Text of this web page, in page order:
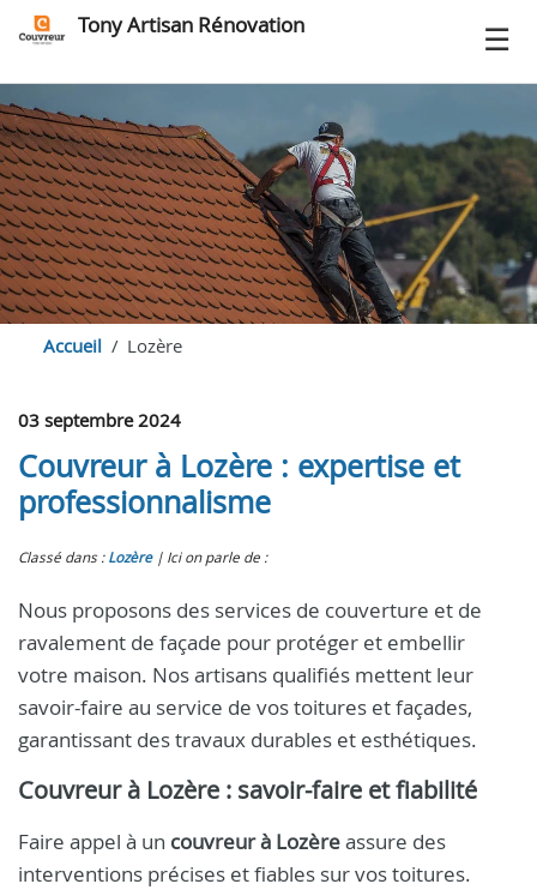
Tony Artisan Rénovation
Accueil Lozère
03 septembre 2024
Couvreur à Lozère : expertise et
professionnalisme
Classé dans : Lozère Ici on parle de :
Nous proposons des services de couverture et de
ravalement de façade pour protéger et embellir
votre maison. Nos artisans qualifiés mettent leur
savoir-faire au service de vos toitures et façades,
garantissant des travaux durables et esthétiques.
Couvreur à Lozère : savoir-faire et fiabilité
Faire appel à un couvreur à Lozèreassure des
interventions précises et fiables sur vos toitures.